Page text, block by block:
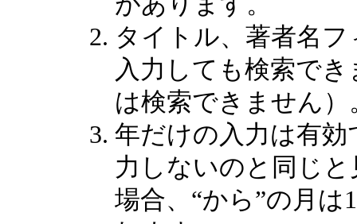
タイトル、著者名
入力しても検索で
は検索できません）
年だけの入力は有
力しないのと同じ
場合、“から”の月は